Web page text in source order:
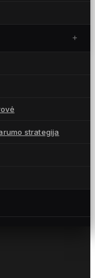
strategija